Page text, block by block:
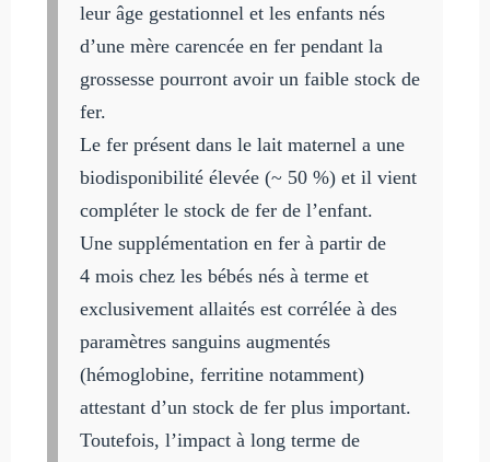
leur âge gestationnel et les enfants nés
d’une mère carencée en fer pendant la
grossesse pourront avoir un faible stock de
fer.
Le fer présent dans le lait maternel a une
biodisponibilité élevée (~ 50 %) et il vient
compléter le stock de fer de l’enfant.
Une supplémentation en fer à partir de
4 mois chez les bébés nés à terme et
exclusivement allaités est corrélée à des
paramètres sanguins augmentés
(hémoglobine, ferritine notamment)
attestant d’un stock de fer plus important.
Toutefois, l’impact à long terme de